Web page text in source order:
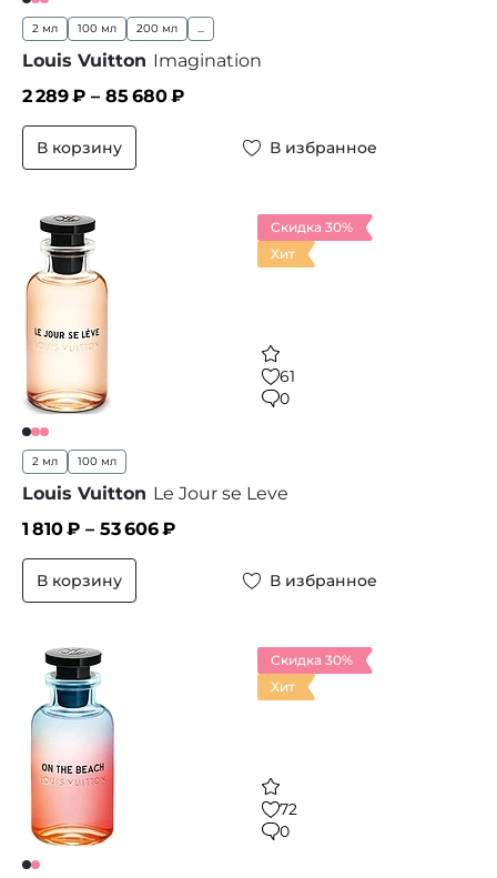
2 мл 100 мл 200 мл
Louis Vuitton Imagination
2 289₽ – 85 680₽
В корзину В избранное
Скидка 30%
Хит
61
0
2 мл 100 мл
Louis Vuitton Le Jour se Leve
1 810₽ – 53 606₽
В корзину В избранное
Скидка 30%
Хит
72
0